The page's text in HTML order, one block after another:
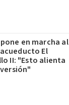
pone en marcha al
El
II: "Esto alienta